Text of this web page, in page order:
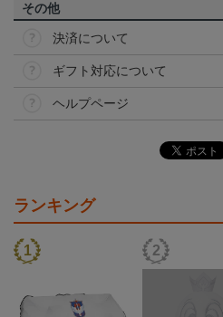
その他
決済について
ギフト対応について
ヘルプページ
ランキング